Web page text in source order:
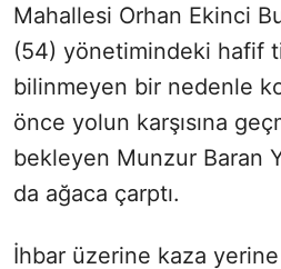
Mahallesi Orhan Ekinci
(54) yönetimindeki hafif
bilinmeyen bir nedenle
önce yolun karşısına
bekleyen Munzur Baran
da ağaca çarptı.
İhbar üzerine kaza